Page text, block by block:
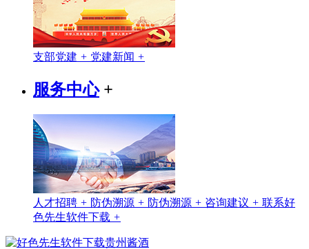
支部党建 + 党建新闻 +
服务中心+
人才招聘 + 防伪溯源 + 防伪溯源 + 咨询建议 + 联系好
色先生软件下载 +